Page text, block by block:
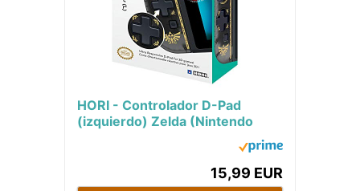
HORI - Controlador D-Pad
(izquierdo) Zelda (Nintendo
15,99 EUR